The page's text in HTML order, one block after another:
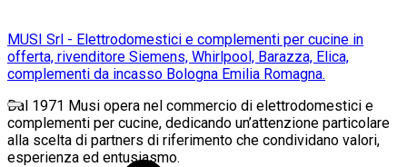
MUSI Srl - Elettrodomestici e complementi per cucine in
offerta, rivenditore Siemens, Whirlpool, Barazza, Elica,
complementi da incasso Bologna Emilia Romagna.
Dal 1971 Musi opera nel commercio di elettrodomestici e
complementi per cucine, dedicando un’attenzione particolare
alla scelta di partners di riferimento che condividano valori,
esperienza ed entusiasmo.